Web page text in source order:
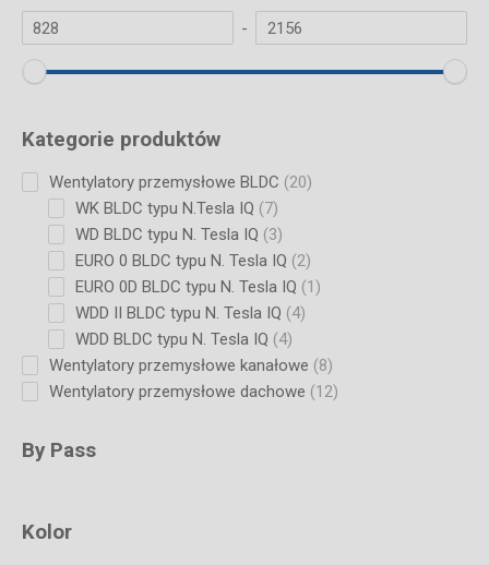
-
Kategorie produktów
Wentylatory przemysłowe BLDC 2020
WK BLDC typu N.Tesla IQ 77
products
WD BLDC typu N. Tesla IQ 33
products
EURO 0 BLDC typu N. Tesla IQ 22
products
EURO 0D BLDC typu N. Tesla IQ 11
WDD II BLDC typu N. Tesla IQ 44
WDD BLDC typu N. Tesla IQ 44
products
Wentylatory przemysłowe kanałowe 88
products
Wentylatory przemysłowe dachowe 1212
By Pass
Kolor